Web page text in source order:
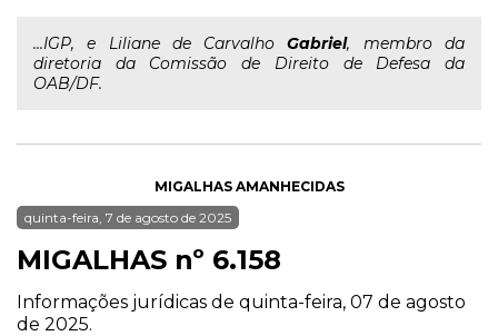
...IGP, e Liliane de CarvalhoGabriel, membro da
diretoria da Comissão de Direito de Defesa da
OAB/DF.
MIGALHAS AMANHECIDAS
quinta-feira, 7 de agosto de 2025
MIGALHAS nº 6.158
Informações jurídicas de quinta-feira, 07 de agosto
de 2025.